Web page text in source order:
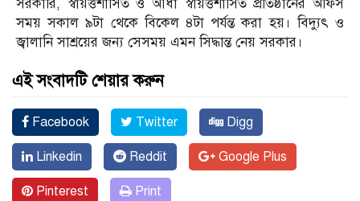
সরকারি, স্বায়ত্তশাসিত ও আধা স্বায়ত্তশাসিত প্রতিষ্ঠানের অফিস
সময় সকাল ৯টা থেকে বিকেল ৪টা পর্যন্ত করা হয়। বিদ্যুৎ ও
জ্বালানি সাশ্রয়ের জন্য সেসময় এমন সিদ্ধান্ত নেয় সরকার।
এই সংবাদটি শেয়ার করুন
Facebook Twitter Digg
Linkedin Reddit Google Plus
Pinterest Print